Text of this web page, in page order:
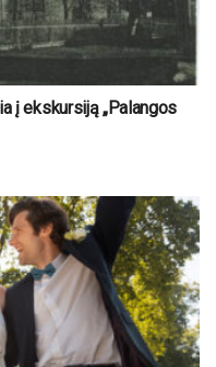
į ekskursiją „Palangos